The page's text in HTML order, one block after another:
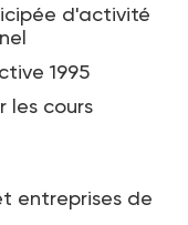
d'activité
1995
les cours
entreprises de